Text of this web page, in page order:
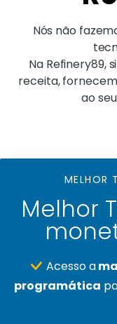
Nós não
Na Refinery89,
receita,
ao
MELHOR
Melhor
Acesso a
programática